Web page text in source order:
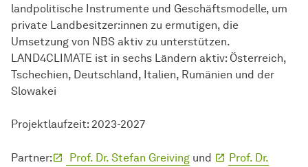
landpolitische Instrumente und Geschäftsmodelle, um
private Landbesitzer:innen zu ermutigen, die
Umsetzung von NBS aktiv zu unterstützen.
LAND4CLIMATE ist in sechs Ländern aktiv: Österreich,
Tschechien, Deutschland, Italien, Rumänien und der
Slowakei
Projektlaufzeit: 2023-2027
Partner: Prof. Dr. Stefan Greiving und
Prof. Dr.